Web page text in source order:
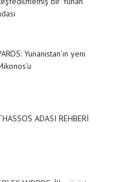
Yunanistan’ın yeni
ADASI REHBERİ